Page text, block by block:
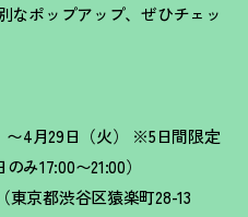
なポップアップ、ぜひチェッ
〜4月29日（火） ※5日間限定
み17:00〜21:00）
東京都渋谷区猿楽町28-13